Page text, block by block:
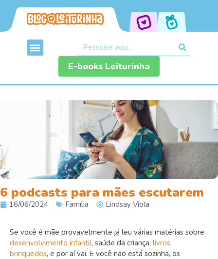
E-books Leiturinha
6 podcasts para mães escutarem
16/06/2024 Família Lindsay Viola
Se você é mãe provavelmente já leu várias matérias sobre
desenvolvimento infantil, saúde da criança, livros,
brinquedos, e por aí vai. E você não está sozinha, os